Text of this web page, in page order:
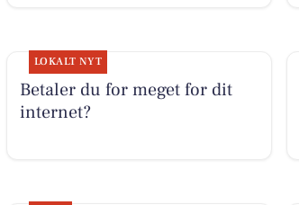
LOKALT NYT
Betaler du for meget for dit
internet?